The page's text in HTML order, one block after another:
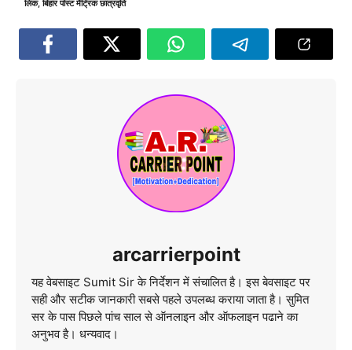
लिंक,बिहार पोस्ट मैट्रिक छात्रवृति
arcarrierpoint
यह वेबसाइट Sumit Sir के निर्देशन में संचालित है। इस बेवसाइट पर
सही और सटीक जानकारी सबसे पहले उपलब्ध कराया जाता है। सुमित
सर के पास पिछले पांच साल से ऑनलाइन और ऑफलाइन पढाने का
अनुभव है। धन्यवाद।